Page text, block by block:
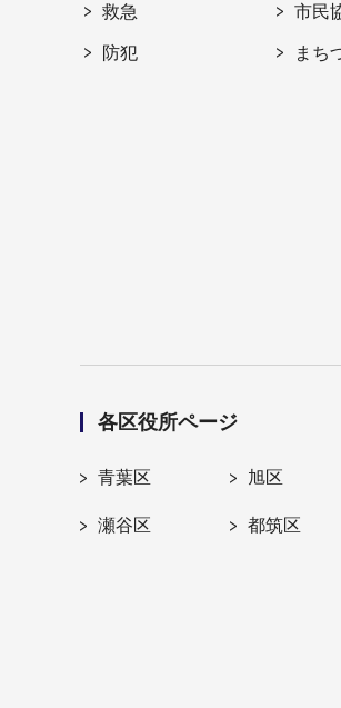
救急
防犯
市民
まち
各区役所ページ
青葉区 旭区
瀬谷区 都筑区